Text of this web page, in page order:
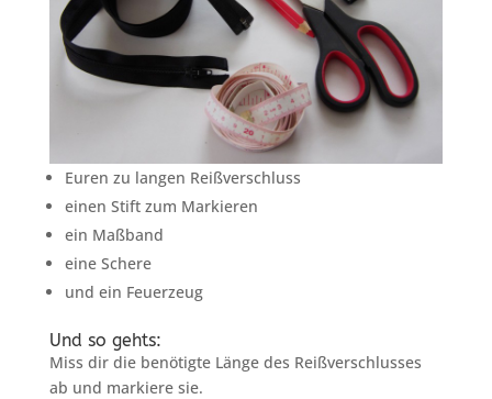
Euren zu langen Reißverschluss
einen Stift zum Markieren
ein Maßband
eine Schere
und ein Feuerzeug
Und so gehts:
Miss dir die benötigte Länge des Reißverschlusses
ab und markiere sie.